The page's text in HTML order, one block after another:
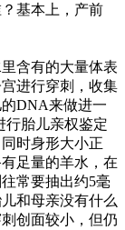
基本上，产前
含有的大量体表
进行穿刺，收集
DNA来做进一
行胎儿亲权鉴定
时身形大小正
足量的羊水，在
常要抽出约5毫
和母亲没有什么
创面较小，但仍